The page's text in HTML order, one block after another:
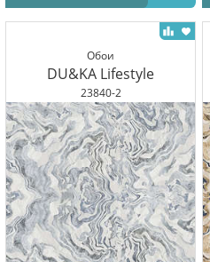
Обои
DU&KA Lifestyle
23840-2